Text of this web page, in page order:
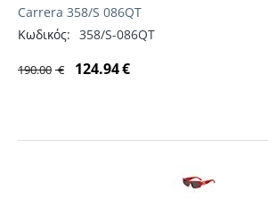
Carrera 358/S 086QT
Κωδικός: 358/S-086QT
190.00 € 124.94€